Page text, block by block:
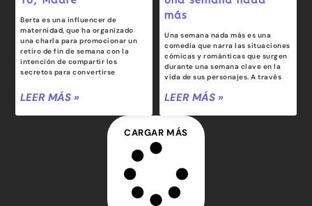
Berta es una influencer de
maternidad, que ha organizado
una charla para promocionar un
retiro de fin de semana con la
intención de compartir los
secretos para convertirse
LEER MÁS »
más
Una semana nada más es una
comedia que narra las situaciones
cómicas y románticas que surgen
durante una semana clave en la
vida de sus personajes. A través
LEER MÁS »
CARGAR MÁS